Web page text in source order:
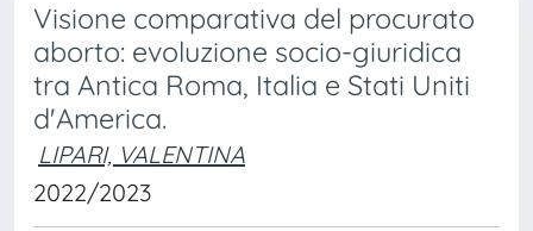
Visione comparativa del procurato
aborto: evoluzione socio-giuridica
tra Antica Roma, Italia e Stati Uniti
d'America.
LIPARI, VALENTINA
2022/2023